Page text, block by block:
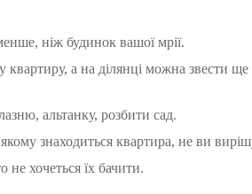
ніж будинок вашої мрії.
а на ділянці можна звести ще
альтанку, розбити сад.
знаходиться квартира, не ви
хочеться їх бачити.